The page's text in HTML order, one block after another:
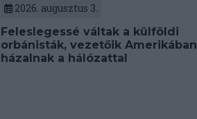
2026. augusztus 3.
Feleslegessé váltak a külföldi
orbánisták, vezetőik Amerikában
házalnak a hálózattal